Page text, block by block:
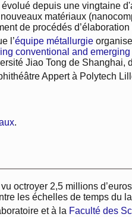
depuis une vingtaine
matériaux
de procédés
l’équipe métallurgie
conventional and
Jiao Tong de Shanghai,
Appert à Polytech
.
octroyer 2,5 millions
les échelles de temps du
et à la Faculté des